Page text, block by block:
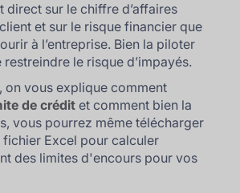
direct sur le chiffre d’affaires
et sur le risque financier que
à l’entreprise. Bien la piloter
le risque d’impayés.
on vous explique comment
de crédit et comment bien la
vous pourrez même télécharger
fichier Excel pour calculer
des limites d'encours pour vos